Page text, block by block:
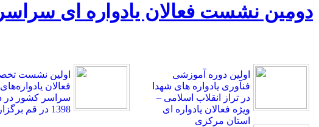
دومین نشست فعالان یادواره ای
اولین دوره آموزشی
فنآوری یادواره های شهدا
در تراز انقلاب اسلامی –
ویژه فعالان یادواره ای
استان مرکزی
اولین نشست
فعالان
سراسر کشور در
1398 در قم برگزار شد.